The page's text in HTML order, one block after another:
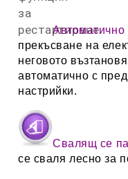
Автоматично
прекъсване на
неговото
автоматично с
настрийки.
Свалящ се
се сваля лесно за